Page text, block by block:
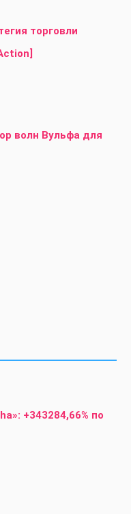
торговли
волн Вульфа для
+343284,66% по